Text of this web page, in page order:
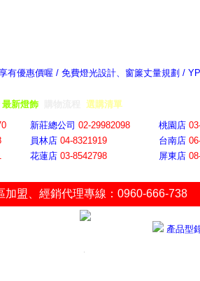
有優惠價喔 / 免費燈光設計、窗簾丈量規劃 /
最新燈飾 選購清單
新莊總公司 02-29982098 桃園店
員林店 04-8321919 台南店
花蓮店 03-8542798 屏東店
加盟 經銷代理專線：0960-666-738
產品型